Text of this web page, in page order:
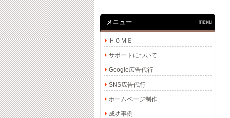
メニュー MENU
ＨＯＭＥ
サポートについて
Google広告代行
SNS広告代行
ホームページ制作
成功事例